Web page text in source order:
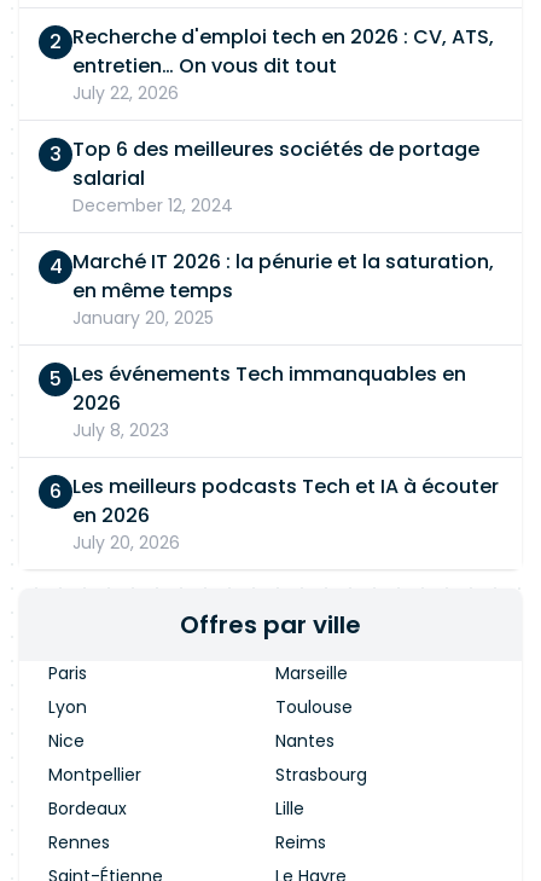
Recherche d'emploi tech en 2026 : CV, ATS,
entretien… On vous dit tout
July 22, 2026
Top 6 des meilleures sociétés de portage
salarial
December 12, 2024
Marché IT 2026 : la pénurie et la saturation,
en même temps
January 20, 2025
Les événements Tech immanquables en
2026
July 8, 2023
Les meilleurs podcasts Tech et IA à écouter
en 2026
July 20, 2026
Offres par ville
Paris
Marseille
Lyon
Toulouse
Nice
Nantes
Montpellier
Strasbourg
Bordeaux
Lille
Rennes
Reims
Saint-Étienne
Le Havre